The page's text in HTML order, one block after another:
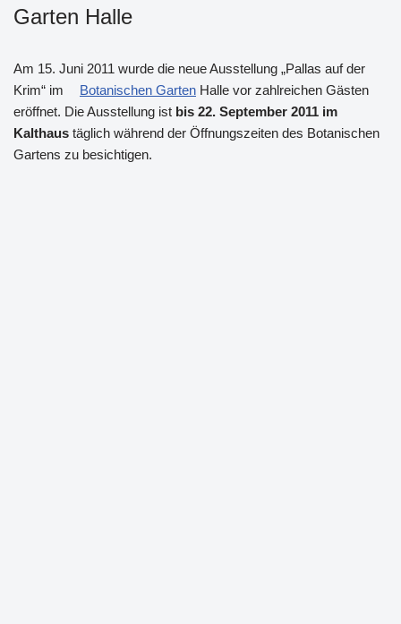
Garten Halle
Am 15. Juni 2011 wurde die neue Ausstellung „Pallas auf der
Krim“ im
Botanischen Garten Halle vor zahlreichen Gästen
eröffnet. Die Ausstellung ist bis 22. September 2011 im
Kalthaus täglich während der Öffnungszeiten des Botanischen
Gartens zu besichtigen.